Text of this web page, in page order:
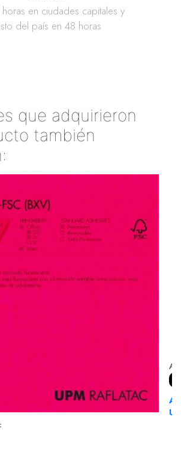
horas en ciudades capitales y
del país en 48 horas
que adquirieron
también